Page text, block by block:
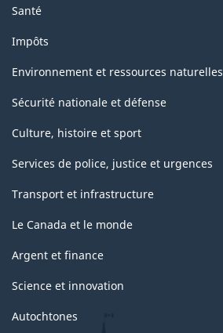
Santé
Impôts
Environnement et ressources naturelles
Sécurité nationale et défense
Culture, histoire et sport
Services de police, justice et urgences
Transport et infrastructure
Le Canada et le monde
Argent et finance
Science et innovation
Autochtones